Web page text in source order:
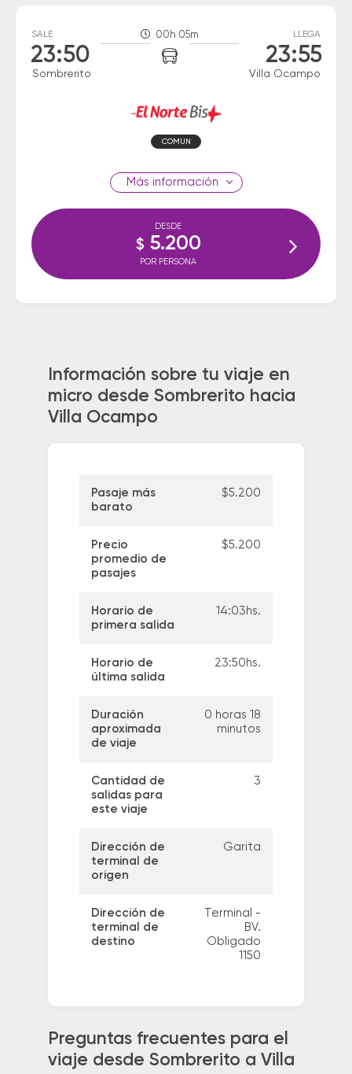
SALE
23:50
Sombrerito
00h 05m LLEGA
23:55
Villa Ocampo
COMUN
información
DESDE
$ 5.200
POR PERSONA
Información sobre tu viaje en
micro desde Sombrerito hacia
Villa Ocampo
Pasaje más
barato
$5.200
Precio
promedio de
pasajes
$5.200
Horario de
primera salida
14:03hs.
Horario de
última salida
23:50hs.
Duración
aproximada
de viaje
0 horas 18
minutos
Cantidad de
salidas para
este viaje
3
Dirección de
terminal de
origen
Garita
Dirección de
terminal de
destino
Terminal -
BV.
Obligado
1150
Preguntas frecuentes para el
viaje desde Sombrerito a Villa